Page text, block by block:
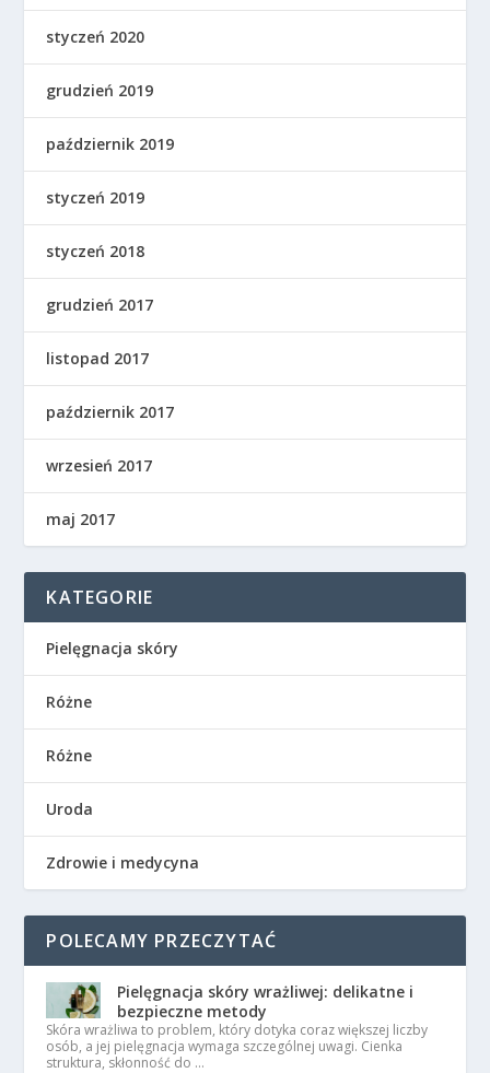
styczeń 2020
grudzień 2019
październik 2019
styczeń 2019
styczeń 2018
grudzień 2017
listopad 2017
październik 2017
wrzesień 2017
maj 2017
KATEGORIE
Pielęgnacja skóry
Różne
Różne
Uroda
Zdrowie i medycyna
POLECAMY PRZECZYTAĆ
Pielęgnacja skóry wrażliwej: delikatne i
bezpieczne metody
Skóra wrażliwa to problem, który dotyka coraz większej liczby
osób, a jej pielęgnacja wymaga szczególnej uwagi. Cienka
struktura, skłonność do …